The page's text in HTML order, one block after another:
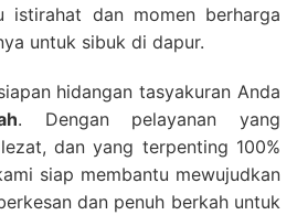
istirahat dan momen berharga
untuk sibuk di dapur.
hidangan tasyakuran Anda
. Dengan pelayanan yang
dan yang terpenting 100%
siap membantu mewujudkan
dan penuh berkah untuk